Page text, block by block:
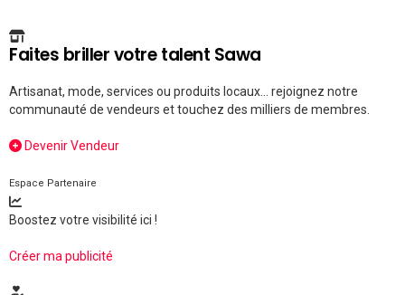
Faites briller votre talent Sawa
Artisanat, mode, services ou produits locaux... rejoignez notre
communauté de vendeurs et touchez des milliers de membres.
Devenir Vendeur
Espace Partenaire
Boostez votre visibilité ici !
Créer ma publicité